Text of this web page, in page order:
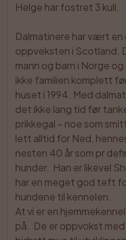
Helge har fostret 3 kull.
Dalmatinere har vært en
oppveksten i Scotland.
mann og barn i Norge
ikke familien komplett
huset i 1994. Med
det ikke lang tid før
prikkegal – noe som
lett alltid for Ned,
nesten 40 år som pr
hunder.  Han er likevel
har en meget god teft
hundene til kennelen.
At vi er en
på.  De er oppvokst